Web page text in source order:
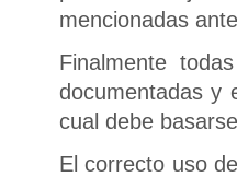
mencionadas
Finalmente
documentadas y
cual debe
El correcto uso